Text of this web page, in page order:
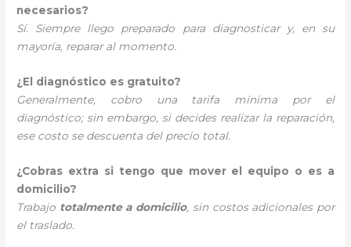
necesarios?
Sí. Siempre llego preparado para diagnosticar y, en su
mayoría, reparar al momento.
¿El diagnóstico es gratuito?
Generalmente, cobro una tarifa mínima por el
diagnóstico; sin embargo, si decides realizar la reparación,
ese costo se descuenta del precio total.
¿Cobras extra si tengo que mover el equipo o es a
domicilio?
Trabajo totalmente a domicilio, sin costos adicionales por
el traslado.